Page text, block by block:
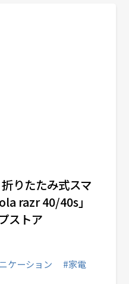
ケーション
#家電
りたたみ式スマ
razr 40/40s」
ストア